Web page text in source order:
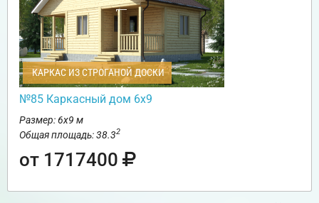
КАРКАС ИЗ СТРОГАНОЙ ДОСКИ
№85 Каркасный дом 6х9
Размер: 6х9 м
Общая площадь: 38.32
от 1717400